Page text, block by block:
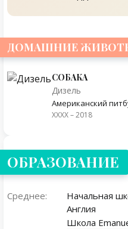
ДОМАШНИЕ
СОБАКА
Дизель
Американский
XXXX – 2018
ОБРАЗОВАНИЕ
Среднее:
Начальная
Англия
Школа